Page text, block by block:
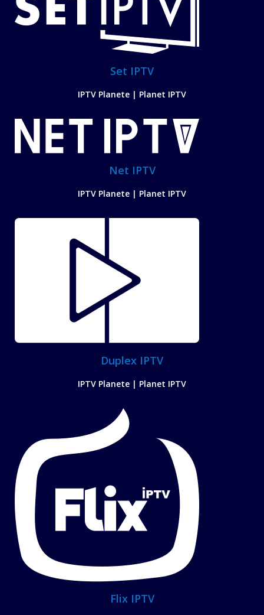
Set IPTV
IPTV Planete | Planet IPTV
Net IPTV
IPTV Planete | Planet IPTV
Duplex IPTV
IPTV Planete | Planet IPTV
Flix IPTV